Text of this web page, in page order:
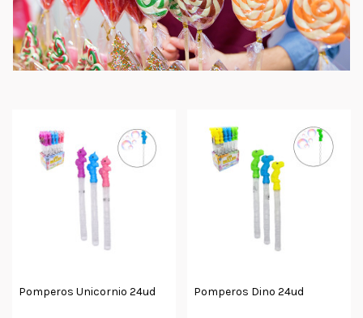
Pomperos Unicornio 24ud Pomperos Dino 24ud